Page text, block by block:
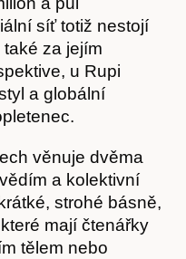
síť totiž nestojí
za jejím
u Rupi
a globální
věnuje dvěma
a kolektivní
strohé básně,
mají čtenářky
tělem nebo